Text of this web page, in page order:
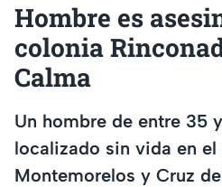
Hombre es
colonia
Calma
Un hombre de entre 35
localizado sin vida en el
Montemorelos y Cruz